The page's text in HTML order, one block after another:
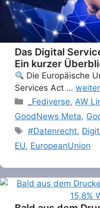
Das Digital
Ein kurzer
Die Europäische
Services Act …
Categories
_Fediverse,AW
GoodNews Meta,
Tags
#Datenrecht,
EU, EuropeanUnion